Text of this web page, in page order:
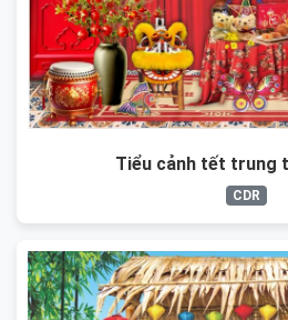
Tiểu cảnh tết trung
CDR